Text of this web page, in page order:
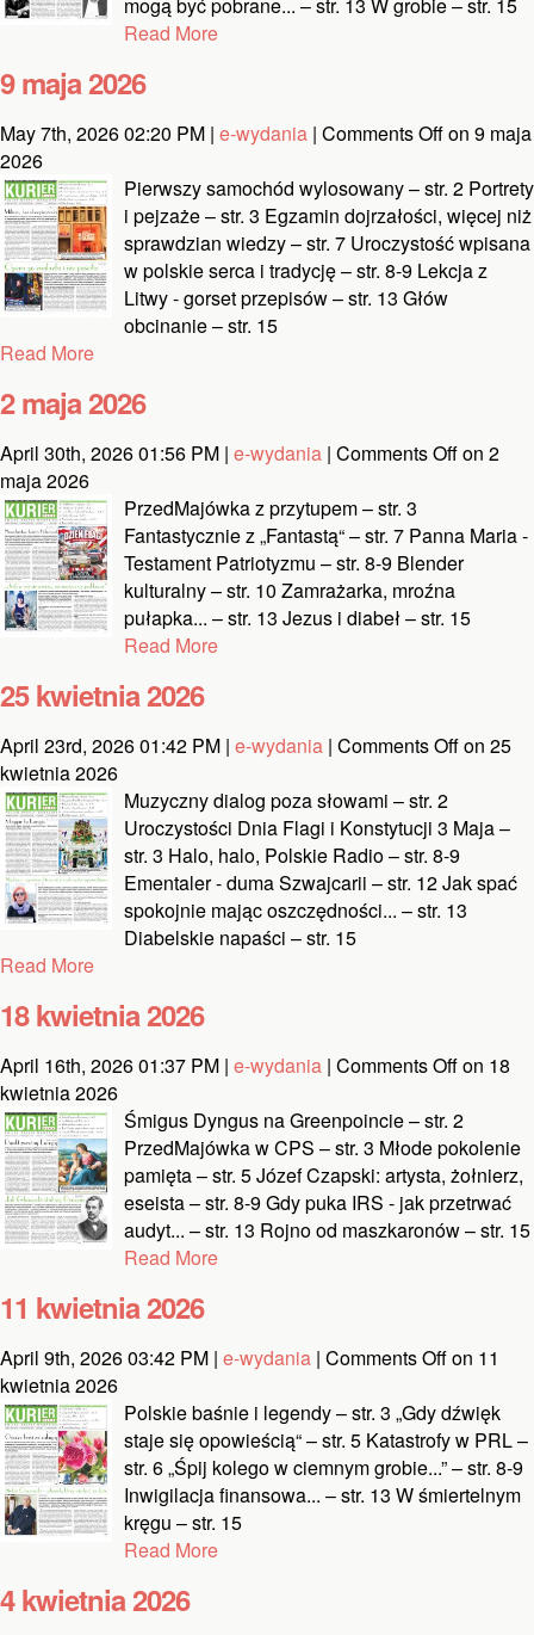
Read More
9 maja 2026
May 7th, 2026 02:20 PM | e-wydania | Comments Offon 9 maja
2026
Pierwszy samochód wylosowany – str. 2 Portrety
i pejzaże – str. 3 Egzamin dojrzałości, więcej niż
sprawdzian wiedzy – str. 7 Uroczystość wpisana
w polskie serca i tradycję – str. 8-9 Lekcja z
Litwy - gorset przepisów – str. 13 Głów
obcinanie – str. 15
Read More
2 maja 2026
April 30th, 2026 01:56 PM | e-wydania | Comments Offon 2
maja 2026
PrzedMajówka z przytupem – str. 3
Fantastycznie z „Fantastą“ – str. 7 Panna Maria -
Testament Patriotyzmu – str. 8-9 Blender
kulturalny – str. 10 Zamrażarka, mroźna
pułapka... – str. 13 Jezus i diabeł – str. 15
Read More
25 kwietnia 2026
April 23rd, 2026 01:42 PM | e-wydania | Comments Offon 25
kwietnia 2026
Muzyczny dialog poza słowami – str. 2
Uroczystości Dnia Flagi i Konstytucji 3 Maja –
str. 3 Halo, halo, Polskie Radio – str. 8-9
Ementaler - duma Szwajcarii – str. 12 Jak spać
spokojnie mając oszczędności... – str. 13
Diabelskie napaści – str. 15
Read More
18 kwietnia 2026
April 16th, 2026 01:37 PM | e-wydania | Comments Offon 18
kwietnia 2026
Śmigus Dyngus na Greenpoincie – str. 2
PrzedMajówka w CPS – str. 3 Młode pokolenie
pamięta – str. 5 Józef Czapski: artysta, żołnierz,
eseista – str. 8-9 Gdy puka IRS - jak przetrwać
audyt... – str. 13 Rojno od maszkaronów – str. 15
Read More
11 kwietnia 2026
April 9th, 2026 03:42 PM | e-wydania | Comments Offon 11
kwietnia 2026
Polskie baśnie i legendy – str. 3 „Gdy dźwięk
staje się opowieścią“ – str. 5 Katastrofy w PRL –
str. 6 „Śpij kolego w ciemnym grobie...” – str. 8-9
Inwigilacja finansowa... – str. 13 W śmiertelnym
kręgu – str. 15
Read More
4 kwietnia 2026